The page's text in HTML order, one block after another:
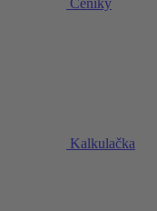
Ceníky
Kalkulačka